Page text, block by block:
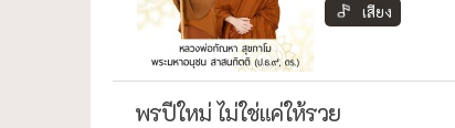
เสียง
พรปีใหม่ ไม่ใช่แค่ให้รวย